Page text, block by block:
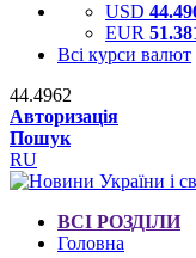
USD
EUR
Всі курси валют
44.4962
Авторизація
Пошук
RU
ВСІ РОЗДІЛИ
Головна